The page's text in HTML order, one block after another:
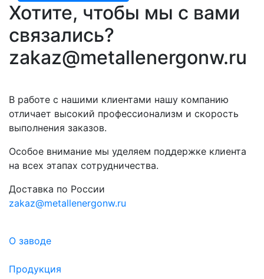
Хотите, чтобы мы с вами
связались?
zakaz@metallenergonw.ru
В работе с нашими клиентами нашу компанию
отличает высокий профессионализм и скорость
выполнения заказов.
Особое внимание мы уделяем поддержке клиента
на всех этапах сотрудничества.
Доставка по России
zakaz@metallenergonw.ru
О заводе
Продукция